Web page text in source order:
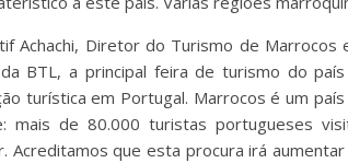
Achachi, Diretor do Turismo de
BTL, a principal feira de turismo do
turística em Portugal. Marrocos é um
mais de 80.000 turistas portugueses
Acreditamos que esta procura irá